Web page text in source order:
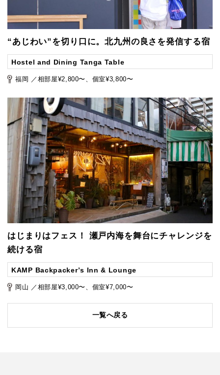
“あじわい”を切り口に。北九州の良さを発信する宿
Hostel and Dining Tanga Table
福岡 ／相部屋¥2,800〜、個室¥3,800〜
はじまりはフェス！ 瀬戸内海を舞台にチャレンジを
続ける宿
KAMP Backpacker’s Inn & Lounge
岡山 ／相部屋¥3,000〜、個室¥7,000〜
一覧へ戻る